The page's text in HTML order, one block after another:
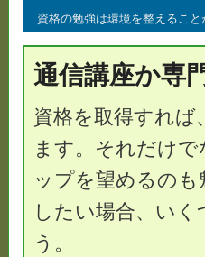
資格の勉強は環境を整えること
通信講座か専
資格を取得すれ
ます。それだけ
ップを望めるの
したい場合、い
う。